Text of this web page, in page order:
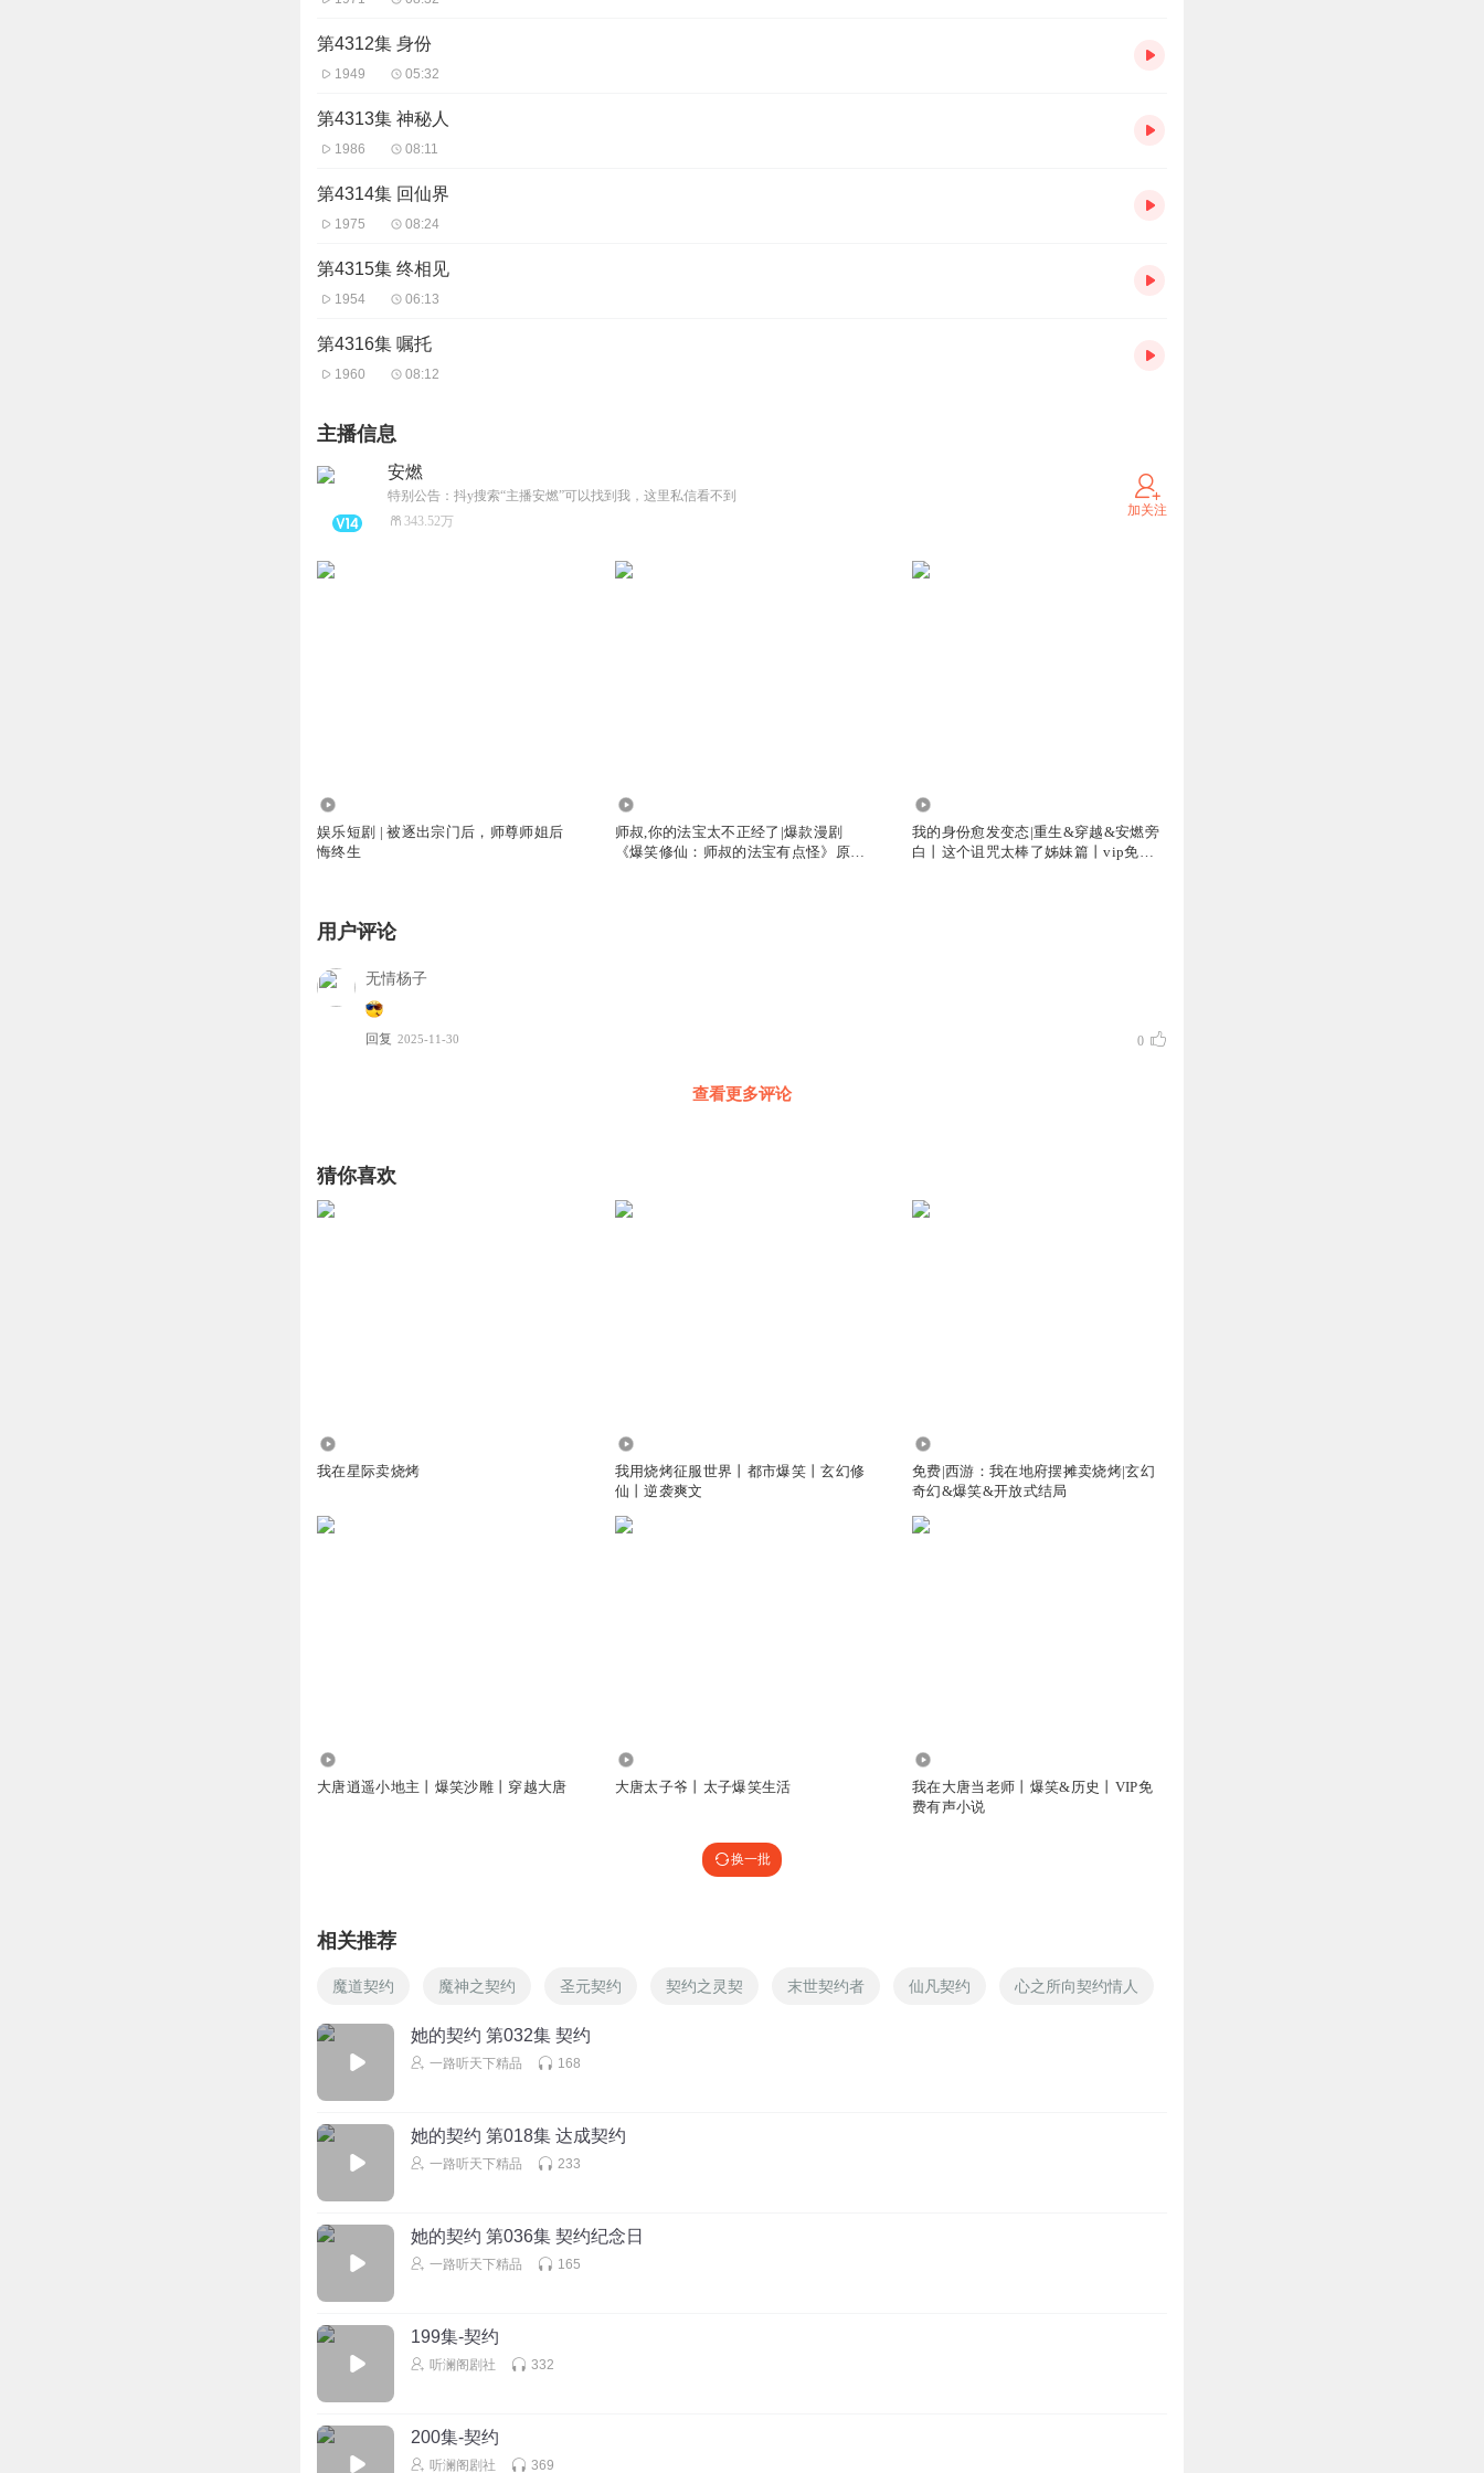
第4312集 身份
1949 05:32
第4313集 神秘人
1986 08:11
第4314集 回仙界
1975 08:24
第4315集 终相见
1954 06:13
第4316集 嘱托
1960 08:12
主播信息
安燃
特别公告：抖y搜索“主播安燃”可以找到我，这里私信看不到
343.52万
加关注
娱乐短剧 | 被逐出宗门后，师尊师姐后
悔终生
师叔,你的法宝太不正经了|爆款漫剧
《爆笑修仙：师叔的法宝有点怪》原著|
我的身份愈发变态|重生&穿越&安燃旁
白丨这个诅咒太棒了姊妹篇丨vip免费
用户评论
无情杨子
回复 2025-11-30 0
查看更多评论
猜你喜欢
我在星际卖烧烤
我用烧烤征服世界丨都市爆笑丨玄幻修
仙丨逆袭爽文
免费|西游：我在地府摆摊卖烧烤|玄幻
奇幻&爆笑&开放式结局
大唐逍遥小地主丨爆笑沙雕丨穿越大唐 大唐太子爷丨太子爆笑生活
我在大唐当老师丨爆笑&历史丨VIP免
费有声小说
换一批
相关推荐
魔道契约 魔神之契约 圣元契约 契约之灵契 末世契约者 仙凡契约 心之所向契约情人
她的契约 第032集 契约
一路听天下精品 168
她的契约 第018集 达成契约
一路听天下精品 233
她的契约 第036集 契约纪念日
一路听天下精品 165
199集-契约
听澜阁剧社 332
200集-契约
听澜阁剧社 369